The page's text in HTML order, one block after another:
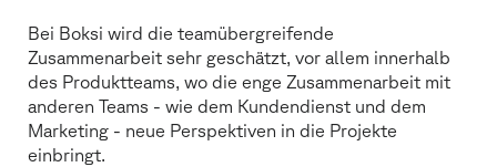
Bei Boksi wird die teamübergreifende
Zusammenarbeit sehr geschätzt, vor allem innerhalb
des Produktteams, wo die enge Zusammenarbeit mit
anderen Teams - wie dem Kundendienst und dem
Marketing - neue Perspektiven in die Projekte
einbringt.